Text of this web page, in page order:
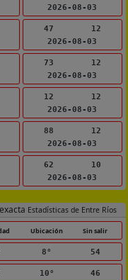
2026-08-03
47
12
2026-08-03
73
12
2026-08-03
12
12
2026-08-03
88
12
2026-08-03
62
10
2026-08-03
Estadísticas de Entre Ríos
Ubicación Sin salir
8° 54
10° 46